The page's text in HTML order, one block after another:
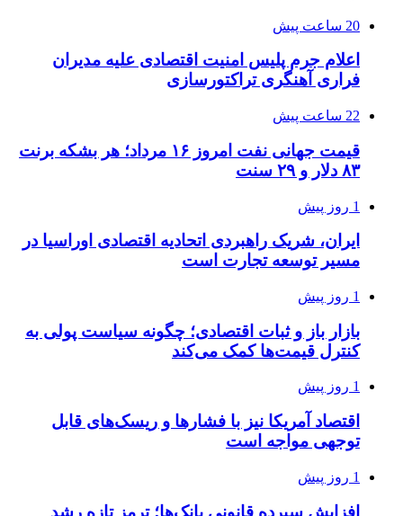
20 ساعت پیش
اعلام جرم پلیس امنیت اقتصادی علیه مدیران
فراری آهنگری تراکتورسازی
22 ساعت پیش
قیمت جهانی نفت امروز ۱۶ مرداد؛ هر بشکه برنت
۸۳ دلار و ۲۹ سنت
1 روز پیش
ایران، شریک راهبردی اتحادیه اقتصادی اوراسیا در
مسیر توسعه تجارت است
1 روز پیش
بازار باز و ثبات اقتصادی؛ چگونه سیاست پولی به
کنترل قیمت‌ها کمک می‌کند
1 روز پیش
اقتصاد آمریکا نیز با فشارها و ریسک‌های قابل
توجهی مواجه است
1 روز پیش
افزایش سپرده قانونی بانک‌ها؛ ترمز تازه رشد